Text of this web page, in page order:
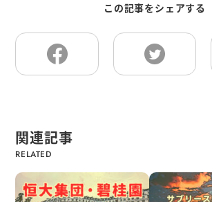
この記事をシェアする
関連記事